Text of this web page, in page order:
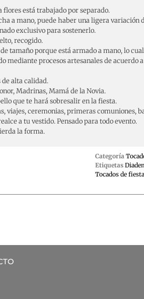
flores está trabajado por separado.
a mano, puede haber una ligera variación
exclusivo para sostenerlo.
recogido.
tamaño porque está armado a mano, lo
mediante procesos artesanales de acuerdo
alta calidad.
Madrinas, Mamá de la Novia.
que te hará sobresalir en la fiesta.
viajes, ceremonias, primeras comuniones,
a tu vestido. Pensado para todo evento.
la forma.
Categoría
Etiquetas
Tocados de fiesta